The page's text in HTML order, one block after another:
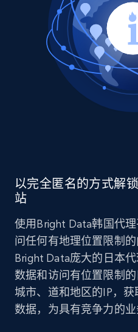
以完全匿名的方式解
站
使用Bright Data韩国代
问任何有地理位置限制
Bright Data庞大的日本
数据和访问有位置限制
城市、道和地区的IP，
数据，为具有竞争力的